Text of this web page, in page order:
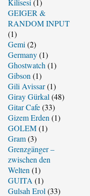
Kilisesi (1)
GEIGER &
RANDOM INPUT
(1)
Gemi (2)
Germany(1)
Ghostwatch (1)
Gibson (1)
Gili Avissar(1)
Giray Gürkal (48)
Gitar Cafe(33)
Gizem Erden (1)
GOLEM(1)
Gram(3)
Grenzgänger –
zwischen den
Welten (1)
GUITA (1)
Gulsah Erol (33)